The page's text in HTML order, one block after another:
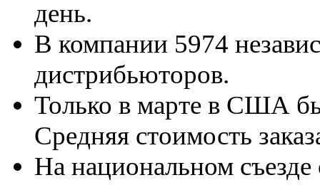
день.
В компании 5974
дистрибьюторов.
Только в марте в США
Средняя стоимость
На национальном